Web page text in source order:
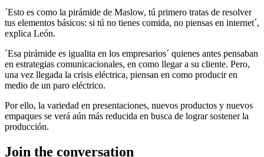
´Esto es como la pirámide de Maslow, tú primero tratas de resolver
tus elementos básicos: si tú no tienes comida, no piensas en internet´,
explica León.
´Esa pirámide es igualita en los empresarios´ quienes antes pensaban
en estrategias comunicacionales, en como llegar a su cliente. Pero,
una vez llegada la crisis eléctrica, piensan en como producir en
medio de un paro eléctrico.
Por ello, la variedad en presentaciones, nuevos productos y nuevos
empaques se verá aún más reducida en busca de lograr sostener la
producción.
Join the conversation